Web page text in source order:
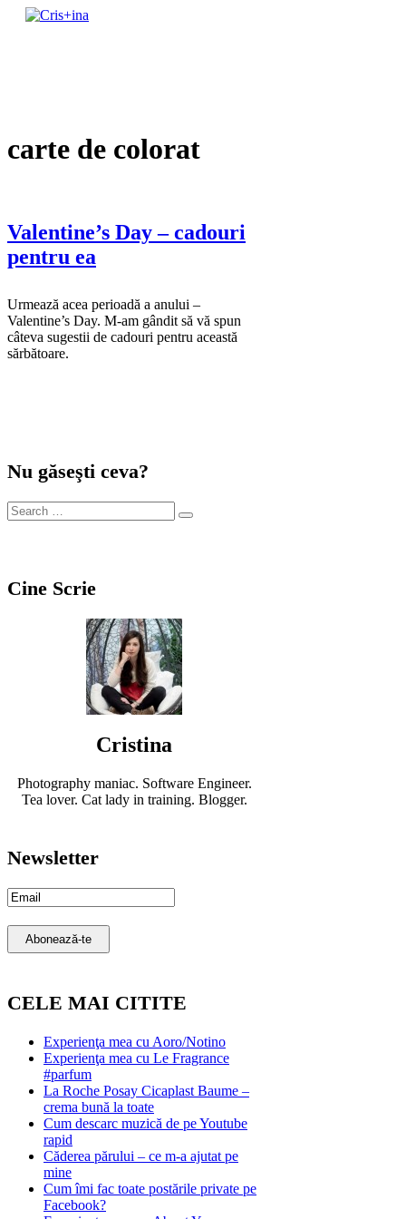
Skip
carte de colorat
Valentine’s Day – cadouri
pentru ea
Urmează acea perioadă a anului –
Valentine’s Day. M-am gândit să vă spun
câteva sugestii de cadouri pentru această
sărbătoare.
Nu găseşti ceva?
Cine Scrie
Cristina
Photography maniac. Software Engineer.
Tea lover. Cat lady in training. Blogger.
Newsletter
Email
Subscription
Abonează-te
CELE MAI CITITE
Experienţa mea cu Aoro/Notino
Experienţa mea cu Le Fragrance
#parfum
La Roche Posay Cicaplast Baume –
crema bună la toate
Cum descarc muzică de pe Youtube
rapid
Căderea părului – ce m-a ajutat pe
mine
Cum îmi fac toate postările private pe
Facebook?